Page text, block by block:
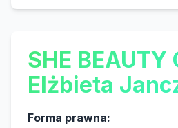
SHE BEAUTY
Elżbieta
Forma prawna: